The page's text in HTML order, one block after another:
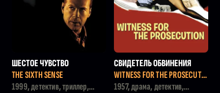
ШЕСТОЕ ЧУВСТВО
THE SIXTH SENSE
1999, детектив, триллер,
СВИДЕТЕЛЬ ОБВИНЕНИЯ
WITNESS FOR THE PROSECUTIO
N
1957, драма, детектив,